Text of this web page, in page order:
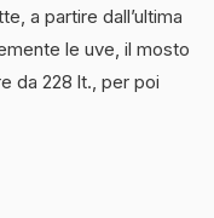
a partire dall’ultima
le uve, il mosto
da 228 lt., per poi